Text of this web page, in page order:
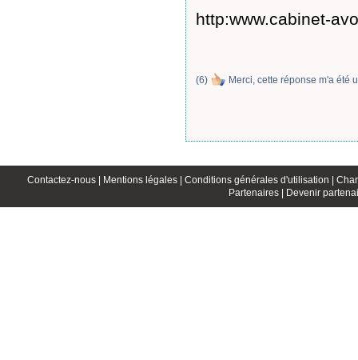
http:www.cabinet-
(6) Merci, cette réponse m'a été
Contactez-nous | Mentions légales | Conditions générales d'utilisation |
Partenaires |
Devenir